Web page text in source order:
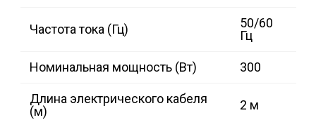
Частота тока (Гц)
50/60
Гц
Номинальная мощность (Вт) 300
Длина электрического кабеля
(м)
2 м